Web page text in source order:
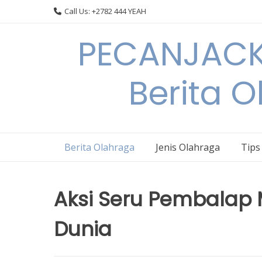
Call Us: +2782 444 YEAH
Berita
Berita Olahraga Jenis Olahraga
Aksi Seru Pembalap
Dunia